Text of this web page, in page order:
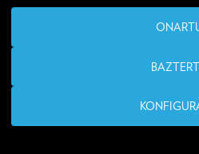
santelmo@donostia.eus